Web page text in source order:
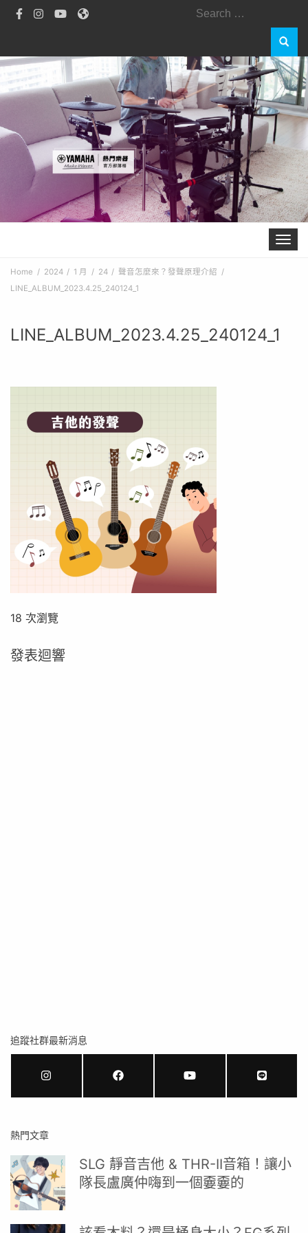
Search
Toggle
Home 2024 1 月 24
聲音怎麼來？發聲原理介紹
LINE_ALBUM_2023.4.25_240124_1
LINE_ALBUM_2023.4.25_240124_1
18 次瀏覽
發表迴響
追蹤社群最新消息
熱門文章
SLG 靜音吉他 & THR-II音箱！讓小
隊長盧廣仲嗨到一個嫑嫑的